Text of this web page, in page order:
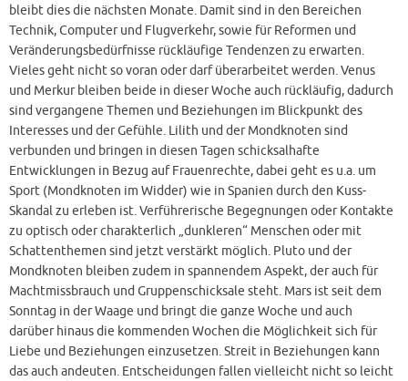
bleibt dies die nächsten Monate. Damit sind in den Bereichen
Technik, Computer und Flugverkehr, sowie für Reformen und
Veränderungsbedürfnisse rückläufige Tendenzen zu erwarten.
Vieles geht nicht so voran oder darf überarbeitet werden. Venus
und Merkur bleiben beide in dieser Woche auch rückläufig, dadurch
sind vergangene Themen und Beziehungen im Blickpunkt des
Interesses und der Gefühle. Lilith und der Mondknoten sind
verbunden und bringen in diesen Tagen schicksalhafte
Entwicklungen in Bezug auf Frauenrechte, dabei geht es u.a. um
Sport (Mondknoten im Widder) wie in Spanien durch den Kuss-
Skandal zu erleben ist. Verführerische Begegnungen oder Kontakte
zu optisch oder charakterlich „dunkleren“ Menschen oder mit
Schattenthemen sind jetzt verstärkt möglich. Pluto und der
Mondknoten bleiben zudem in spannendem Aspekt, der auch für
Machtmissbrauch und Gruppenschicksale steht. Mars ist seit dem
Sonntag in der Waage und bringt die ganze Woche und auch
darüber hinaus die kommenden Wochen die Möglichkeit sich für
Liebe und Beziehungen einzusetzen. Streit in Beziehungen kann
das auch andeuten. Entscheidungen fallen vielleicht nicht so leicht